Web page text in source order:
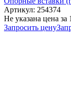
Артикул: 254374
Не указана цена за 1
Запросить цену